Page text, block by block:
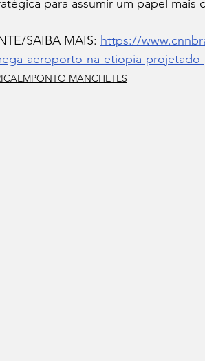
para assumir um papel mais
SAIBA MAIS: https://
aeroporto-na-etiopia-
MANCHETES